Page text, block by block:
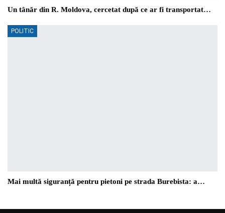
Un tânăr din R. Moldova, cercetat după ce ar fi transportat…
POLITIC
Mai multă siguranță pentru pietoni pe strada Burebista: a…